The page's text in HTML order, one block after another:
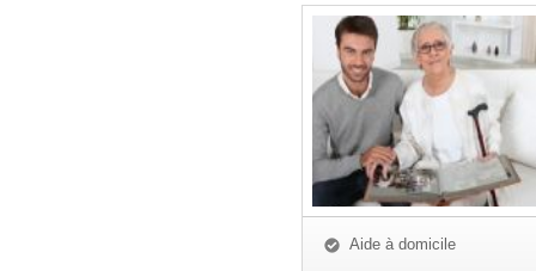
Aide à domicile